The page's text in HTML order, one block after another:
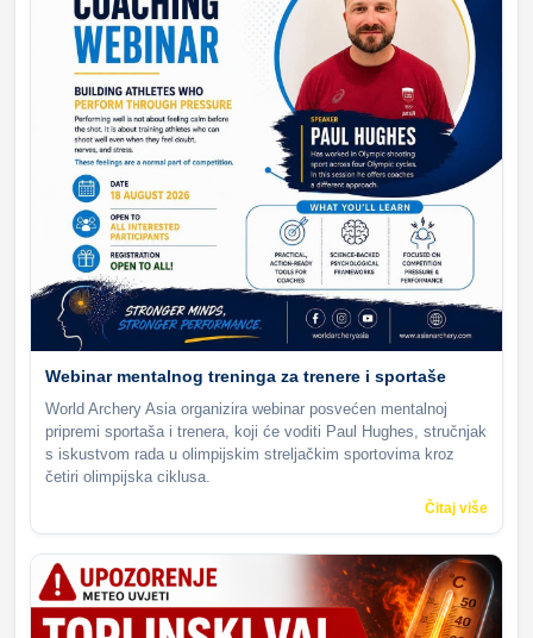
Webinar mentalnog treninga za trenere i sportaše
World Archery Asia organizira webinar posvećen mentalnoj
pripremi sportaša i trenera, koji će voditi Paul Hughes, stručnjak
s iskustvom rada u olimpijskim streljačkim sportovima kroz
četiri olimpijska ciklusa.
Čitaj više